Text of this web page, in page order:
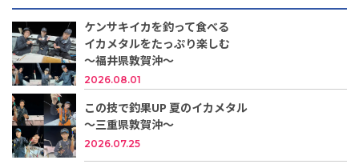
ケンサキイカを釣って食べる
イカメタルをたっぷり楽しむ
～福井県敦賀沖～
2026.08.01
この技で釣果UP 夏のイカメタル
～三重県敦賀沖～
2026.07.25